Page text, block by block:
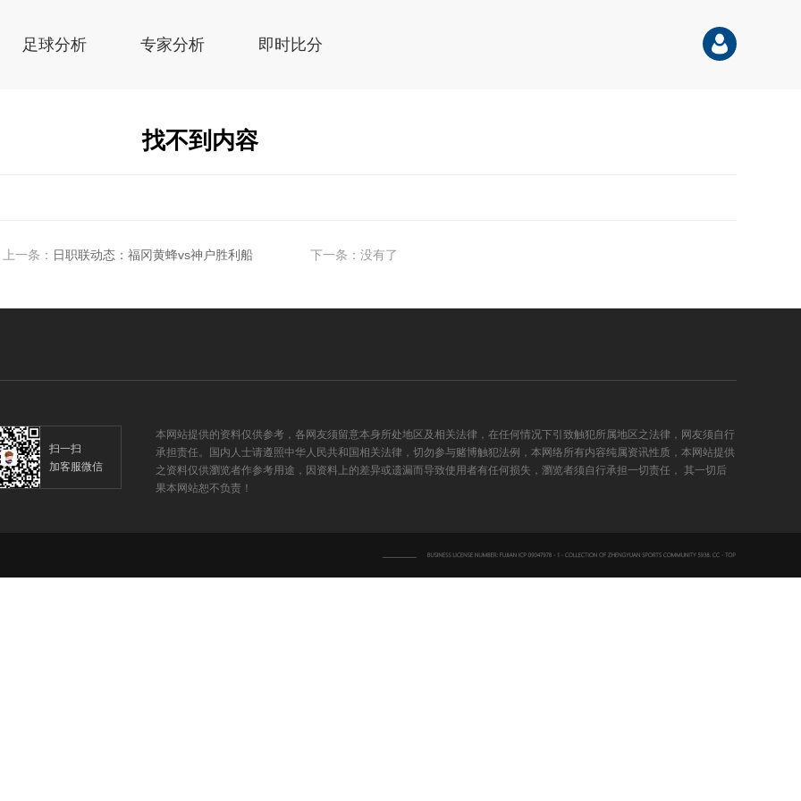
足球分析 专家分析 即时比分
找不到内容
上一条： 日职联动态：福冈黄蜂vs神户胜利船 下一条：没有了
扫一扫
加客服微信
本网站提供的资料仅供参考，各网友须留意本身所处地区及相关法律，在任何情况下引致触犯所属地区之法律，网友须自行
承担责任。国内人士请遵照中华人民共和国相关法律，切勿参与赌博触犯法例，本网络所有内容纯属资讯性质，本网站提供
之资料仅供瀏览者作参考用途，因资料上的差异或遗漏而导致使用者有任何损失，瀏览者须自行承担一切责任， 其一切后
果本网站恕不负责！